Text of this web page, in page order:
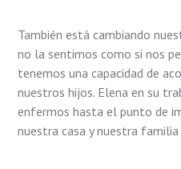
También está cambiando
no la sentimos como si nos
tenemos una capacidad de
nuestros hijos. Elena en su
enfermos hasta el punto de
nuestra casa y nuestra